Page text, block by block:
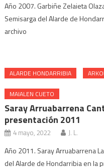
Año 2007. Garbiñe Zelaieta
Semisarga del Alarde de
archivo
ALARDE HONDARRIBIA
MAIALEN CUETO
Saray Arruabarrena
presentación 2011
4 mayo, 2022 J. L.
Año 2011. Saray Arruabarrena
del Alarde de Hondarribia en la